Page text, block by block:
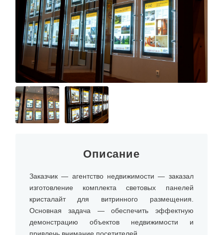
Описание
Заказчик — агентство недвижимости — заказал
изготовление комплекта световых панелей
кристалайт для витринного размещения.
Основная задача — обеспечить эффектную
демонстрацию объектов недвижимости и